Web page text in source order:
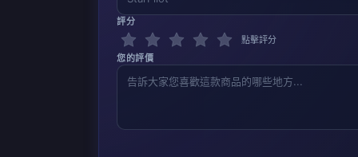
評分
點擊評分
您的評價